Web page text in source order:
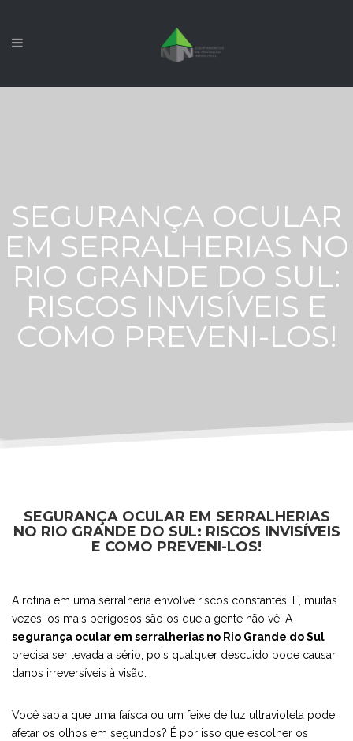
SEGURANÇA OCULAR
EM SERRALHERIAS NO
RIO GRANDE DO SUL:
RISCOS INVISÍVEIS E
COMO PREVENI-LOS!
SEGURANÇA OCULAR EM SERRALHERIAS
NO RIO GRANDE DO SUL: RISCOS INVISÍVEIS
E COMO PREVENI-LOS!
A rotina em uma serralheria envolve riscos constantes. E, muitas
vezes, os mais perigosos são os que a gente não vê. A
segurança ocular em serralherias no Rio Grande do Sul
precisa ser levada a sério, pois qualquer descuido pode causar
danos irreversíveis à visão.
Você sabia que uma faísca ou um feixe de luz ultravioleta pode
afetar os olhos em segundos? É por isso que escolher os